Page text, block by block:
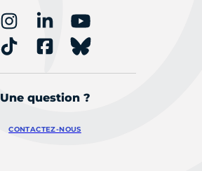
Une question ?
CONTACTEZ-NOUS